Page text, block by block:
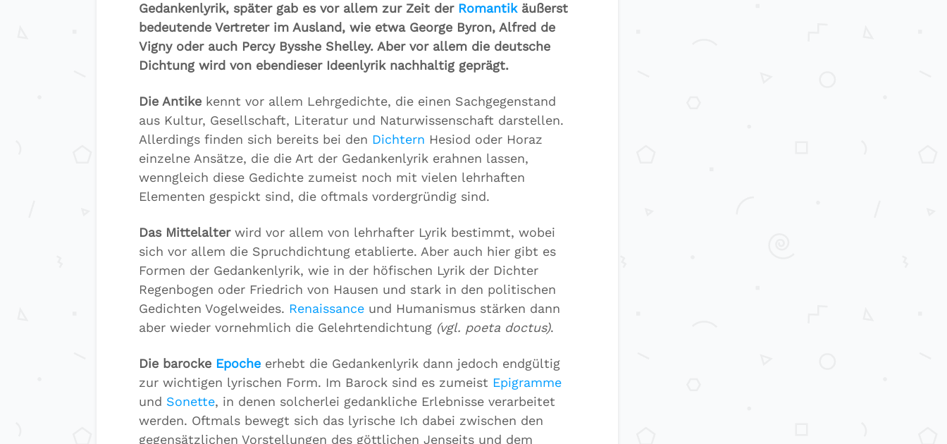
Gedankenlyrik, später gab es vor allem zur Zeit der Romantikäußerst
bedeutende Vertreter im Ausland, wie etwa George Byron, Alfred de
Vigny oder auch Percy Bysshe Shelley. Aber vor allem die deutsche
Dichtung wird von ebendieser Ideenlyrik nachhaltig geprägt.
Die Antike kennt vor allem Lehrgedichte, die einen Sachgegenstand
aus Kultur, Gesellschaft, Literatur und Naturwissenschaft darstellen.
Allerdings finden sich bereits bei den Dichtern Hesiod oder Horaz
einzelne Ansätze, die die Art der Gedankenlyrik erahnen lassen,
wenngleich diese Gedichte zumeist noch mit vielen lehrhaften
Elementen gespickt sind, die oftmals vordergründig sind.
Das Mittelalterwird vor allem von lehrhafter Lyrik bestimmt, wobei
sich vor allem die Spruchdichtung etablierte. Aber auch hier gibt es
Formen der Gedankenlyrik, wie in der höfischen Lyrik der Dichter
Regenbogen oder Friedrich von Hausen und stark in den politischen
Gedichten Vogelweides. Renaissance und Humanismus stärken dann
aber wieder vornehmlich die Gelehrtendichtung (vgl. poeta doctus).
Die barocke Epoche erhebt die Gedankenlyrik dann jedoch endgültig
zur wichtigen lyrischen Form. Im Barock sind es zumeist Epigramme
und Sonette, in denen solcherlei gedankliche Erlebnisse verarbeitet
werden. Oftmals bewegt sich das lyrische Ich dabei zwischen den
gegensätzlichen Vorstellungen des göttlichen Jenseits und dem